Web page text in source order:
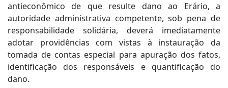
antieconômico de que resulte dano ao Erário, a
autoridade administrativa competente, sob pena de
responsabilidade solidária, deverá imediatamente
adotar providências com vistas à instauração da
tomada de contas especial para apuração dos fatos,
identificação dos responsáveis e quantificação do
dano.